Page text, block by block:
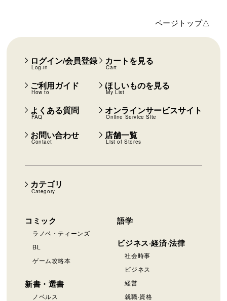
ページトップ△
カテゴリ
Category
コミック
ラノベ・ティーンズ
BL
ゲーム攻略本
新書・選書
ノベルス
語学
ビジネス·経済·法律
社会時事
ビジネス
経営
就職·資格
ログイン/会員登録
Log-in
カートを見る
Cart
ご利用ガイド
How to
ほしいものを見る
My List
よくある質問
FAQ
オンラインサービスサイト
Online Service Site
お問い合わせ
Contact
店舗一覧
List of Stores